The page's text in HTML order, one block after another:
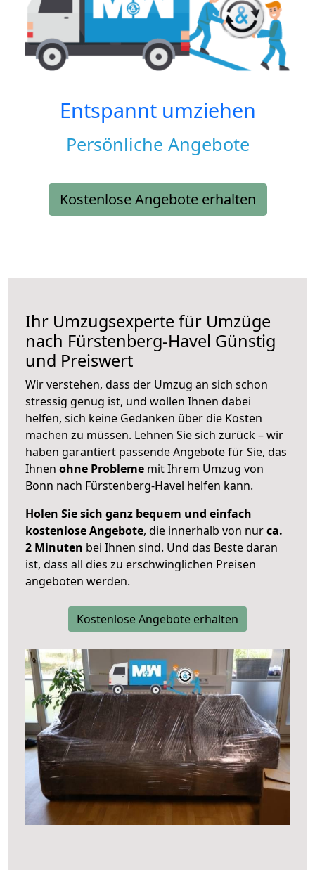
Entspannt umziehen
Persönliche Angebote
Kostenlose Angebote erhalten
Ihr Umzugsexperte für Umzüge
nach Fürstenberg-Havel Günstig
und Preiswert
Wir verstehen, dass der Umzug an sich schon
stressig genug ist, und wollen Ihnen dabei
helfen, sich keine Gedanken über die Kosten
machen zu müssen. Lehnen Sie sich zurück – wir
haben garantiert passende Angebote für Sie, das
Ihnen ohne Probleme mit Ihrem Umzug von
Bonn nach Fürstenberg-Havel helfen kann.
Holen Sie sich ganz bequem und einfach
kostenlose Angebote, die innerhalb von nurca.
2 Minuten bei Ihnen sind. Und das Beste daran
ist, dass all dies zu erschwinglichen Preisen
angeboten werden.
Kostenlose Angebote erhalten